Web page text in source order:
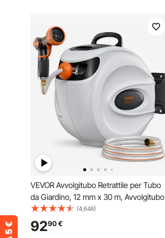
VEVOR Avvolgitubo Retrattile per Tubo
da Giardino, 12 mm x 30 m, Avvolgitubo
per Tubo da Giardino con Ugello 9
Modelli, Sistema di Ritorno a
Riavvolgimento Automatico e Staffa
(4,648)
9290€